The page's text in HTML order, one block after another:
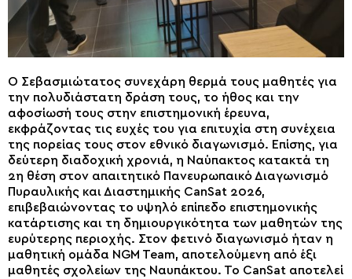
Ο Σεβασμιώτατος συνεχάρη θερμά τους μαθητές για
την πολυδιάστατη δράση τους, το ήθος και την
αφοσίωσή τους στην επιστημονική έρευνα,
εκφράζοντας τις ευχές του για επιτυχία στη συνέχεια
της πορείας τους στον εθνικό διαγωνισμό. Επίσης, για
δεύτερη διαδοχική χρονιά, η Ναύπακτος κατακτά τη
2η θέση στον απαιτητικό Πανευρωπαικό Διαγωνισμό
Πυραυλικής και Διαστημικής CanSat 2026,
επιβεβαιώνοντας το υψηλό επίπεδο επιστημονικής
κατάρτισης και τη δημιουργικότητα των μαθητών της
ευρύτερης περιοχής. Στον φετινό διαγωνισμό ήταν η
μαθητική ομάδα NGM Team, αποτελούμενη από έξι
μαθητές σχολείων της Ναυπάκτου. Το CanSat αποτελεί